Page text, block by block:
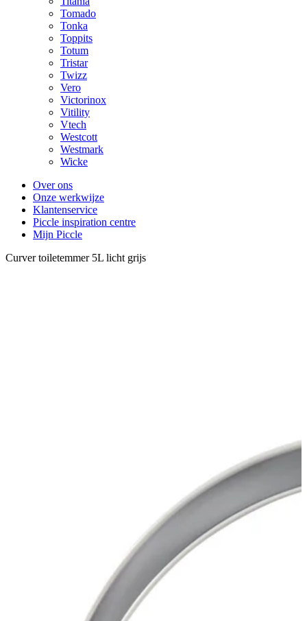
Tomado
Tonka
Toppits
Totum
Tristar
Twizz
Vero
Victorinox
Vitility
Vtech
Westcott
Westmark
Wicke
Over ons
Onze werkwijze
Klantenservice
Piccle inspiration centre
Mijn Piccle
Curver toiletemmer 5L licht grijs